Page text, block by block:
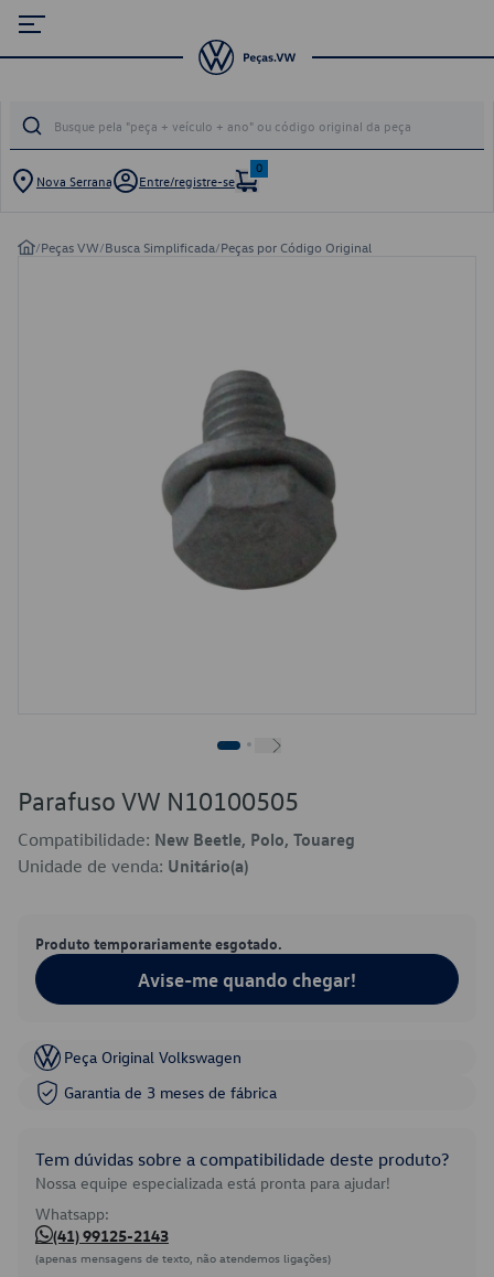
Nova Serrana Entre/registre-se
0
/Peças VW/Busca Simplificada/Peças por Código Original
Parafuso VW N10100505
Compatibilidade: New Beetle, Polo, Touareg
Unidade de venda: Unitário(a)
Produto temporariamente esgotado.
Avise-me quando chegar!
Peça Original Volkswagen
Garantia de 3 meses de fábrica
Tem dúvidas sobre a compatibilidade deste produto?
Nossa equipe especializada está pronta para ajudar!
Whatsapp:
(41) 99125-2143
(apenas mensagens de texto, não atendemos ligações)